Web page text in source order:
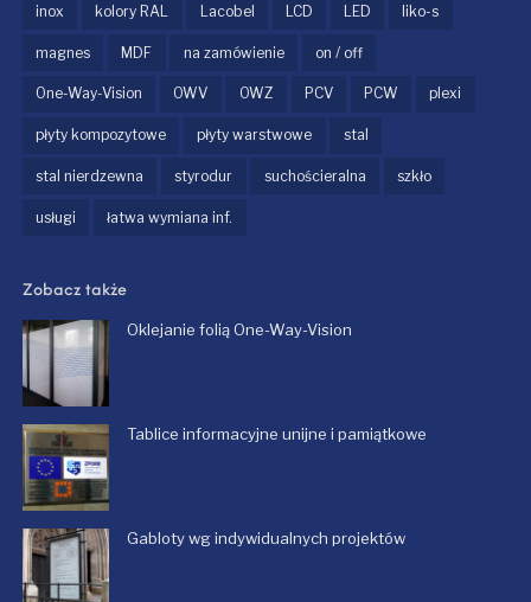
inox kolory RAL Lacobel LCD LED liko-s
magnes MDF na zamówienie on / off
One-Way-Vision OWV OWZ PCV PCW plexi
płyty kompozytowe płyty warstwowe stal
stal nierdzewna styrodur suchościeralna szkło
usługi łatwa wymiana inf.
Zobacz także
Oklejanie folią One-Way-Vision
Tablice informacyjne unijne i pamiątkowe
Gabloty wg indywidualnych projektów